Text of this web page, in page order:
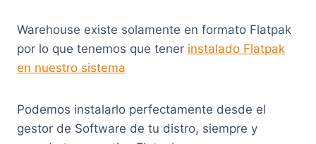
Warehouse existe solamente en formato Flatpak
por lo que tenemos que tener instalado Flatpak
en nuestro sistema
Podemos instalarlo perfectamente desde el
gestor de Software de tu distro, siempre y